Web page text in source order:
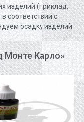
изделий (приклад,
соответствии с
осадку изделий
Монте Карло»